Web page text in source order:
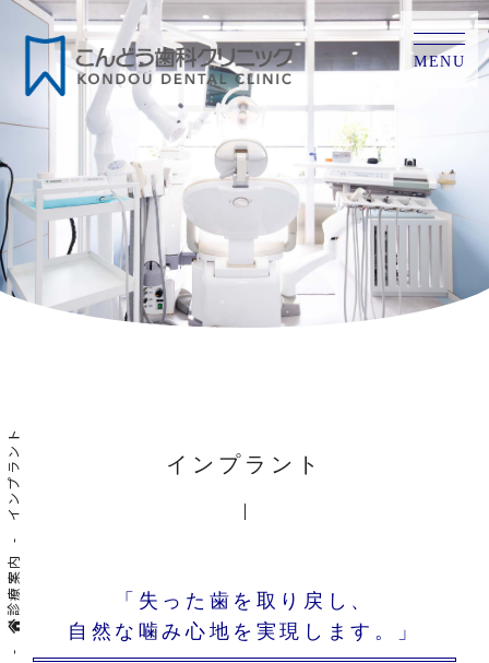
MENU
診療案内
インプラント インプラント
「失った歯を取り戻し、
自然な噛み心地を実現します。」